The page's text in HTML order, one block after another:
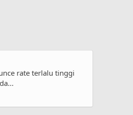
rate terlalu tinggi